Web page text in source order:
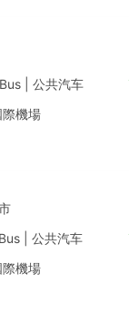
公共汽车
機場
公共汽车
機場